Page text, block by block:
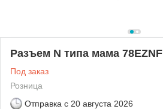
Разъем N типа мама 78EZNF
Под заказ
Розница
Отправка с 20 августа 2026